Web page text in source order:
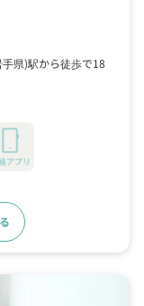
県)駅から徒歩で18
アプリ